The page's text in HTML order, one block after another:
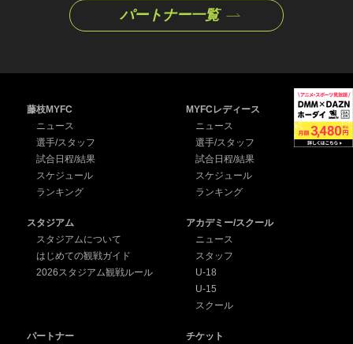
パートナー一覧
藤枝MYFC
ニュース
選手/スタッフ
試合日程/結果
スケジュール
ランキング
MYFCレディース
ニュース
選手/スタッフ
試合日程/結果
スケジュール
ランキング
スタジアム
スタジアムについて
はじめての観戦ガイド
2026スタジアム観戦ルール
アカデミー/スクール
ニュース
スタッフ
U-18
U-15
スクール
パートナー チケット